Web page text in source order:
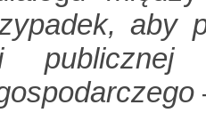
aby